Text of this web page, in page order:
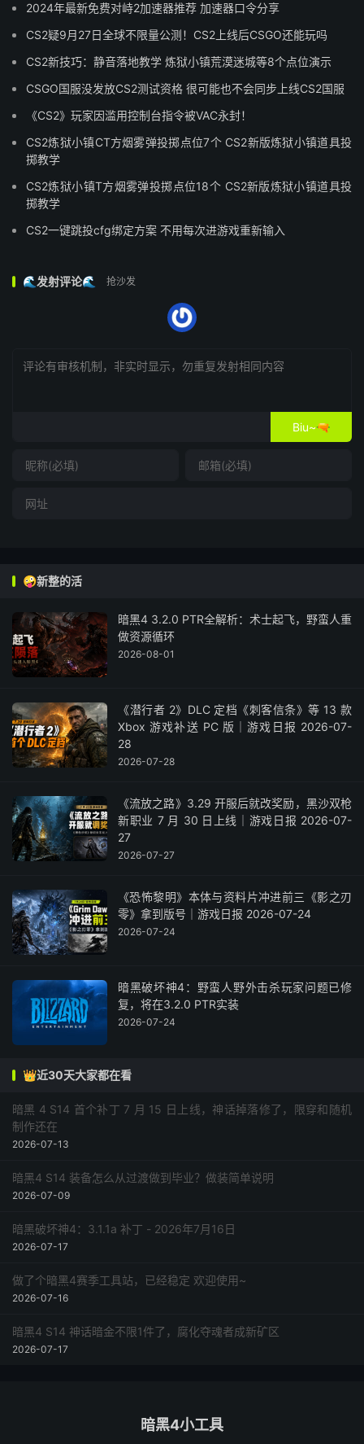
2024年最新免费对峙2加速器推荐 加速器口令分享
CS2疑9月27日全球不限量公测！CS2上线后CSGO还能玩吗
CS2新技巧：静音落地教学 炼狱小镇荒漠迷城等8个点位演示
CSGO国服没发放CS2测试资格 很可能也不会同步上线CS2国服
《CS2》玩家因滥用控制台指令被VAC永封！
CS2炼狱小镇CT方烟雾弹投掷点位7个 CS2新版炼狱小镇道具投
掷教学
CS2炼狱小镇T方烟雾弹投掷点位18个 CS2新版炼狱小镇道具投
掷教学
CS2一键跳投cfg绑定方案 不用每次进游戏重新输入
🌊发射评论🌊 抢沙发
Biu~🔫
🤪新整的活
暗黑4 3.2.0 PTR全解析：术士起飞，野蛮人重
做资源循环
2026-08-01
《潜行者 2》DLC 定档《刺客信条》等 13 款
Xbox 游戏补送 PC 版｜游戏日报 2026-07-
28
2026-07-28
《流放之路》3.29 开服后就改奖励，黑沙双枪
新职业 7 月 30 日上线｜游戏日报 2026-07-
27
2026-07-27
《恐怖黎明》本体与资料片冲进前三《影之刃
零》拿到版号｜游戏日报 2026-07-24
2026-07-24
暗黑破坏神4：野蛮人野外击杀玩家问题已修
复，将在3.2.0 PTR实装
2026-07-24
👑近30天大家都在看
暗黑 4 S14 首个补丁 7 月 15 日上线，神话掉落修了，限穿和随机
制作还在
2026-07-13
暗黑4 S14 装备怎么从过渡做到毕业？做装简单说明
2026-07-09
暗黑破坏神4：3.1.1a 补丁 - 2026年7月16日
2026-07-17
做了个暗黑4赛季工具站，已经稳定 欢迎使用~
2026-07-16
暗黑4 S14 神话暗金不限1件了，腐化夺魂者成新矿区
2026-07-17
暗黑4小工具